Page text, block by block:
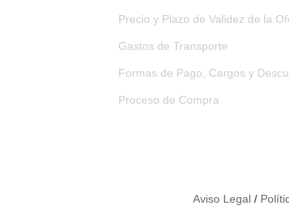
Precio y Plazo de Validez de la
Gastos de Transporte
Formas de Pago, Cargos y
Proceso de Compra
Aviso Legal/